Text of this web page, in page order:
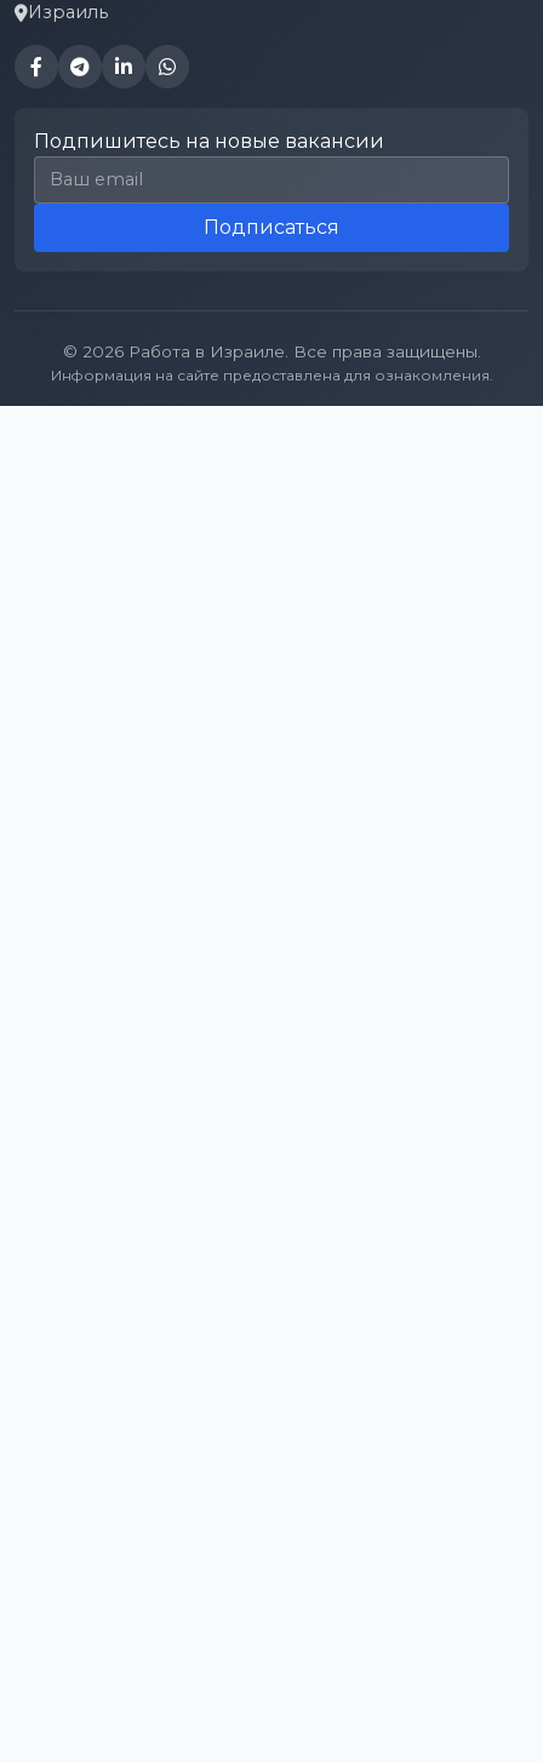
Израиль
Подпишитесь на новые вакансии
Email для подписки
Подписаться
© 2026 Работа в Израиле. Все права защищены.
Информация на сайте предоставлена для ознакомления.